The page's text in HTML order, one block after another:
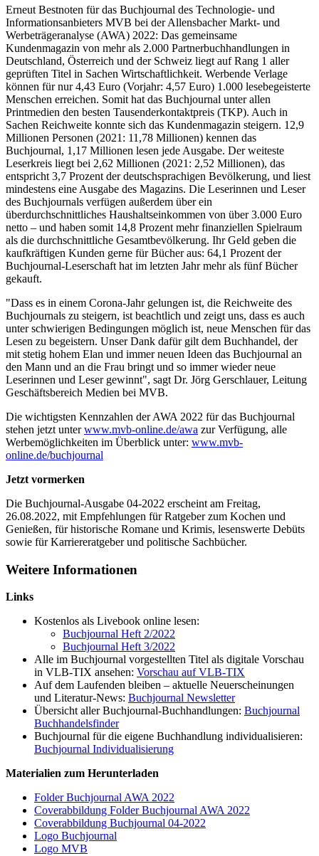
Erneut Bestnoten für das Buchjournal des Technologie- und
Informationsanbieters MVB bei der Allensbacher Markt- und
Werbeträgeranalyse (AWA) 2022: Das gemeinsame
Kundenmagazin von mehr als 2.000 Partnerbuchhandlungen in
Deutschland, Österreich und der Schweiz liegt auf Rang 1 aller
geprüften Titel in Sachen Wirtschaftlichkeit. Werbende Verlage
können für nur 4,43 Euro (Vorjahr: 4,57 Euro) 1.000 lesebegeisterte
Menschen erreichen. Somit hat das Buchjournal unter allen
Printmedien den besten Tausenderkontaktpreis (TKP). Auch in
Sachen Reichweite konnte sich das Kundenmagazin steigern. 12,9
Millionen Personen (2021: 11,78 Millionen) kennen das
Buchjournal, 1,17 Millionen lesen jede Ausgabe. Der weiteste
Leserkreis liegt bei 2,62 Millionen (2021: 2,52 Millionen), das
entspricht 3,7 Prozent der deutschsprachigen Bevölkerung, und liest
mindestens eine Ausgabe des Magazins. Die Leserinnen und Leser
des Buchjournals verfügen außerdem über ein
überdurchschnittliches Haushaltseinkommen von über 3.000 Euro
netto – und haben somit 14,8 Prozent mehr finanziellen Spielraum
als die durchschnittliche Gesamtbevölkerung. Ihr Geld geben die
kaufkräftigen Kunden gerne für Bücher aus: 64,1 Prozent der
Buchjournal-Leserschaft hat im letzten Jahr mehr als fünf Bücher
gekauft.
"Dass es in einem Corona-Jahr gelungen ist, die Reichweite des
Buchjournals zu steigern, ist beachtlich und zeigt uns, dass es auch
unter schwierigen Bedingungen möglich ist, neue Menschen für das
Lesen zu begeistern. Unser Dank dafür gilt dem Buchhandel, der
mit stetig hohem Elan und immer neuen Ideen das Buchjournal an
den Mann und an die Frau bringt und so immer wieder neue
Leserinnen und Leser gewinnt", sagt Dr. Jörg Gerschlauer, Leitung
Geschäftsbereich Medien bei MVB.
Die wichtigsten Kennzahlen der AWA 2022 für das Buchjournal
stehen jetzt unterwww.mvb-online.de/awa zur Verfügung, alle
Werbemöglichkeiten im Überblick unter: www.mvb-
online.de/buchjournal
Jetzt vormerken
Die Buchjournal-Ausgabe 04-2022 erscheint am Freitag,
26.08.2022, mit Empfehlungen für Ratgeber zum Kochen und
Genießen, für historische Romane und Krimis, lesenswerte Debüts
sowie für Karriereratgeber und politische Sachbücher.
Weitere Informationen
Links
Kostenlos als Livebook online lesen:
Buchjournal Heft 2/2022
Buchjournal Heft 3/2022
Alle im Buchjournal vorgestellten Titel als digitale Vorschau
in VLB-TIX ansehen: Vorschau auf VLB-TIX
Auf dem Laufenden bleiben – aktuelle Neuerscheinungen
und Literatur-News: Buchjournal Newsletter
Übersicht aller Buchjournal-Buchhandlungen: Buchjournal
Buchhandelsfinder
Buchjournal für die eigene Buchhandlung individualisieren:
Buchjournal Individualisierung
Materialien zum Herunterladen
Folder Buchjournal AWA 2022
Coverabbildung Folder Buchjournal AWA 2022
Coverabbildung Buchjournal 04-2022
Logo Buchjournal
Logo MVB